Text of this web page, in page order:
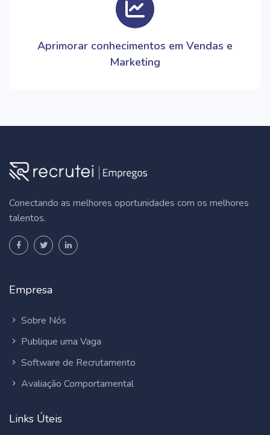
Aprimorar conhecimentos em Vendas e
Marketing
Conectando as melhores oportunidades com os melhores
talentos.
Empresa
Sobre Nós
Publique uma Vaga
Software de Recrutamento
Avaliação Comportamental
Links Úteis